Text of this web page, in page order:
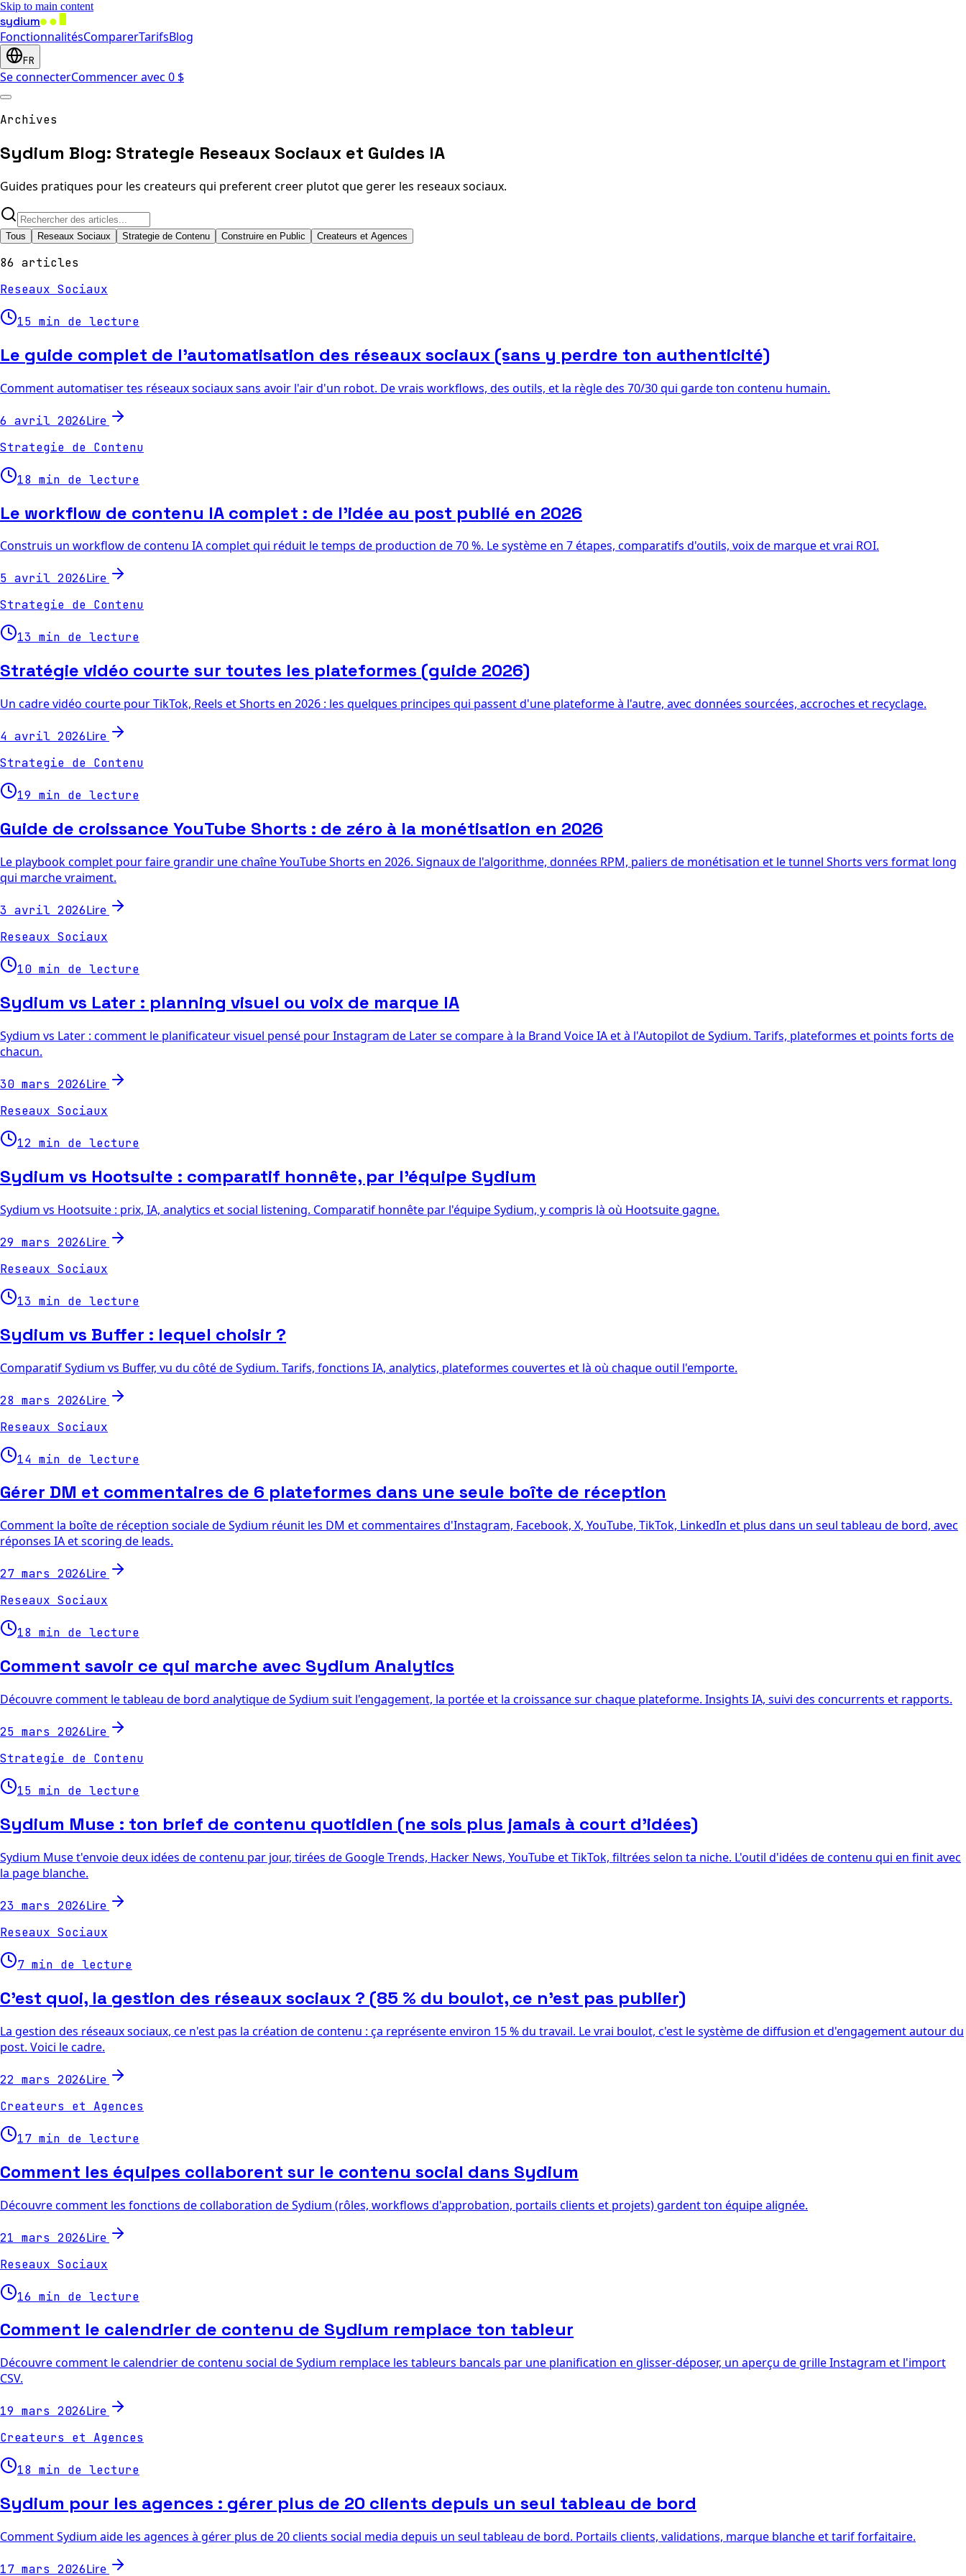
Skip to main content
sydium
FonctionnalitésComparerTarifsBlog
FR
Se connecterCommencer avec 0 $
Archives
Sydium Blog: Strategie Reseaux Sociaux et Guides IA
Guides pratiques pour les createurs qui preferent creer plutot que gerer les reseaux sociaux.
Tous Reseaux Sociaux Strategie de Contenu Construire en Public Createurs et Agences
86 articles
Reseaux Sociaux
15 min de lecture
Le guide complet de l'automatisation des réseaux sociaux (sans y perdre ton authenticité)
Comment automatiser tes réseaux sociaux sans avoir l'air d'un robot. De vrais workflows, des outils, et la règle des 70/30 qui garde ton contenu humain.
6 avril 2026Lire
Strategie de Contenu
18 min de lecture
Le workflow de contenu IA complet : de l'idée au post publié en 2026
Construis un workflow de contenu IA complet qui réduit le temps de production de 70 %. Le système en 7 étapes, comparatifs d'outils, voix de marque et vrai ROI.
5 avril 2026Lire
Strategie de Contenu
13 min de lecture
Stratégie vidéo courte sur toutes les plateformes (guide 2026)
Un cadre vidéo courte pour TikTok, Reels et Shorts en 2026 : les quelques principes qui passent d'une plateforme à l'autre, avec données sourcées, accroches et recyclage.
4 avril 2026Lire
Strategie de Contenu
19 min de lecture
Guide de croissance YouTube Shorts : de zéro à la monétisation en 2026
Le playbook complet pour faire grandir une chaîne YouTube Shorts en 2026. Signaux de l'algorithme, données RPM, paliers de monétisation et le tunnel Shorts vers format long
qui marche vraiment.
3 avril 2026Lire
Reseaux Sociaux
10 min de lecture
Sydium vs Later : planning visuel ou voix de marque IA
Sydium vs Later : comment le planificateur visuel pensé pour Instagram de Later se compare à la Brand Voice IA et à l'Autopilot de Sydium. Tarifs, plateformes et points forts de
chacun.
30 mars 2026Lire
Reseaux Sociaux
12 min de lecture
Sydium vs Hootsuite : comparatif honnête, par l'équipe Sydium
Sydium vs Hootsuite : prix, IA, analytics et social listening. Comparatif honnête par l'équipe Sydium, y compris là où Hootsuite gagne.
29 mars 2026Lire
Reseaux Sociaux
13 min de lecture
Sydium vs Buffer : lequel choisir ?
Comparatif Sydium vs Buffer, vu du côté de Sydium. Tarifs, fonctions IA, analytics, plateformes couvertes et là où chaque outil l'emporte.
28 mars 2026Lire
Reseaux Sociaux
14 min de lecture
Gérer DM et commentaires de 6 plateformes dans une seule boîte de réception
Comment la boîte de réception sociale de Sydium réunit les DM et commentaires d'Instagram, Facebook, X, YouTube, TikTok, LinkedIn et plus dans un seul tableau de bord, avec
réponses IA et scoring de leads.
27 mars 2026Lire
Reseaux Sociaux
18 min de lecture
Comment savoir ce qui marche avec Sydium Analytics
Découvre comment le tableau de bord analytique de Sydium suit l'engagement, la portée et la croissance sur chaque plateforme. Insights IA, suivi des concurrents et rapports.
25 mars 2026Lire
Strategie de Contenu
15 min de lecture
Sydium Muse : ton brief de contenu quotidien (ne sois plus jamais à court d'idées)
Sydium Muse t'envoie deux idées de contenu par jour, tirées de Google Trends, Hacker News, YouTube et TikTok, filtrées selon ta niche. L'outil d'idées de contenu qui en finit avec
la page blanche.
23 mars 2026Lire
Reseaux Sociaux
7 min de lecture
C'est quoi, la gestion des réseaux sociaux ? (85 % du boulot, ce n'est pas publier)
La gestion des réseaux sociaux, ce n'est pas la création de contenu : ça représente environ 15 % du travail. Le vrai boulot, c'est le système de diffusion et d'engagement autour du
post. Voici le cadre.
22 mars 2026Lire
Createurs et Agences
17 min de lecture
Comment les équipes collaborent sur le contenu social dans Sydium
Découvre comment les fonctions de collaboration de Sydium (rôles, workflows d'approbation, portails clients et projets) gardent ton équipe alignée.
21 mars 2026Lire
Reseaux Sociaux
16 min de lecture
Comment le calendrier de contenu de Sydium remplace ton tableur
Découvre comment le calendrier de contenu social de Sydium remplace les tableurs bancals par une planification en glisser-déposer, un aperçu de grille Instagram et l'import
CSV.
19 mars 2026Lire
Createurs et Agences
18 min de lecture
Sydium pour les agences : gérer plus de 20 clients depuis un seul tableau de bord
Comment Sydium aide les agences à gérer plus de 20 clients social media depuis un seul tableau de bord. Portails clients, validations, marque blanche et tarif forfaitaire.
17 mars 2026Lire